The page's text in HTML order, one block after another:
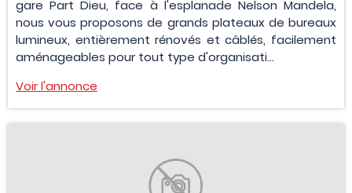
gare Part Dieu, face à l'esplanade Nelson Mandela,
nous vous proposons de grands plateaux de bureaux
lumineux, entièrement rénovés et câblés, facilement
aménageables pour tout type d'organisati...
Voir l'annonce